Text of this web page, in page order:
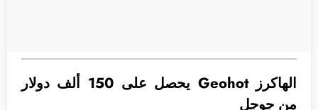
الهاكرز Geohot يحصل على 150 ألف دولار
من جوجل